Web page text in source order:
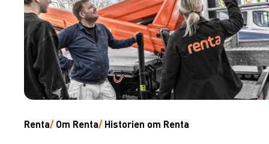
Renta/ Om Renta/ Historien om Renta